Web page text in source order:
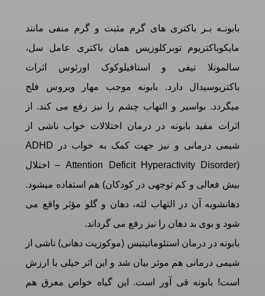
بابونـه بـر باکتری های گرم مثبت و گرم منفی مانند
مایکوباکتریوم توبرکلوزیس همان باکتری عامل سل،
سالمونلا تیفی و استافیلوکوک اورئوس اثرات
باکتریوسیدال دارد. بابونه موجب مهار ویروس فلج
میگردد. بواسیر و التهاب چشم را نیز رفع می کند. از
اثرات مفید بابونه در درمان اختلالات خواب ناشی از
شیمی درمانی و نیز جهت کمک به خواب در ADHD
(Attention Deficit Hyperactivity Disorder – اختلال
بیش فعالی و کم توجهی در کودکان) هم استفاده میشود.
دهانشویه آن در التهاب لثه، دهان و گلو مؤثر واقع می
شود و بوی بد دهان را نیز رفع می گرداند.
بابونه در درمان استئوماتیتیس (موکوزیت دهانی) ناشی از
شیمی درمانی هم موثر بیان شد و این اثر خیلی با ارزش
است! بابونه قی آور است. این گیاه خواص معرق هم